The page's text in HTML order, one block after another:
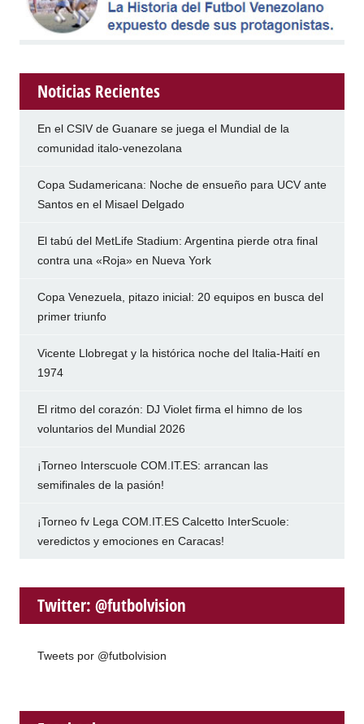
Noticias Recientes
En el CSIV de Guanare se juega el Mundial de la
comunidad italo-venezolana
Copa Sudamericana: Noche de ensueño para UCV ante
Santos en el Misael Delgado
El tabú del MetLife Stadium: Argentina pierde otra final
contra una «Roja» en Nueva York
Copa Venezuela, pitazo inicial: 20 equipos en busca del
primer triunfo
Vicente Llobregat y la histórica noche del Italia-Haití en
1974
El ritmo del corazón: DJ Violet firma el himno de los
voluntarios del Mundial 2026
¡Torneo Interscuole COM.IT.ES: arrancan las
semifinales de la pasión!
¡Torneo fv Lega COM.IT.ES Calcetto InterScuole:
veredictos y emociones en Caracas!
Twitter: @futbolvision
Tweets por @futbolvision